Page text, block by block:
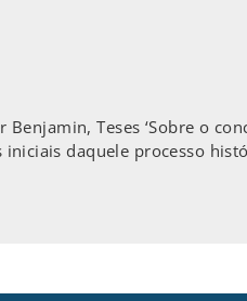
Benjamin, Teses ‘Sobre o
daquele processo